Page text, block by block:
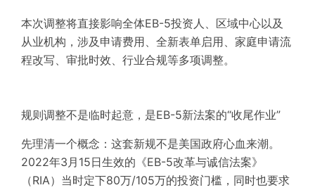
本次调整将直接影响全体EB-5投资人、区域中心以及
从业机构，涉及申请费用、全新表单启用、家庭申请流
程改写、审批时效、行业合规等多项调整。
规则调整不是临时起意，是EB-5新法案的“收尾作业”
先理清一个概念：这套新规不是美国政府心血来潮。
2022年3月15日生效的《EB-5改革与诚信法案》
（RIA）当时定下80万/105万的投资门槛，同时也要求